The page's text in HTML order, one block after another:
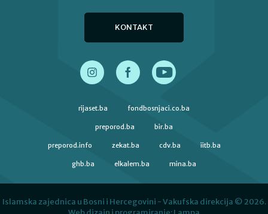
KONTAKT
rijaset.ba fondbosnjaci.co.ba
preporod.ba bir.ba
preporod.info zekat.ba cdv.ba iitb.ba
ghb.ba elkalem.ba mina.ba
Islamska zajednica u Bosni i Hercegovini - Vakufska direkcija © 2026.